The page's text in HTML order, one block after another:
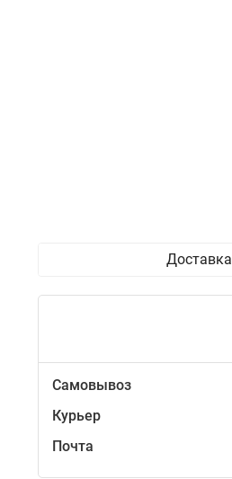
Доставка
Самовывоз
Курьер
Почта